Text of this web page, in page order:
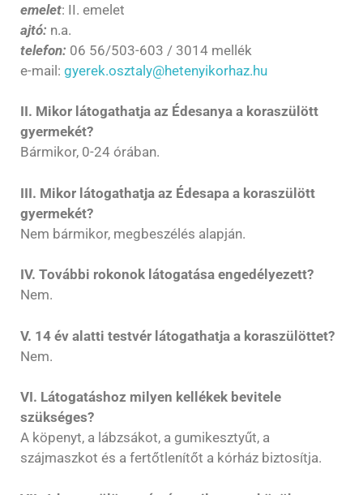
emelet: II. emelet
ajtó: n.a.
telefon: 06 56/503-603 / 3014 mellék
e-mail: gyerek.osztaly@hetenyikorhaz.hu
II. Mikor látogathatja az Édesanya a koraszülött
gyermekét?
Bármikor, 0-24 órában.
III. Mikor látogathatja az Édesapa a koraszülött
gyermekét?
Nem bármikor, megbeszélés alapján.
IV. További rokonok látogatása engedélyezett?
Nem.
V. 14 év alatti testvér látogathatja a koraszülöttet?
Nem.
VI. Látogatáshoz milyen kellékek bevitele
szükséges?
A köpenyt, a lábzsákot, a gumikesztyűt, a
szájmaszkot és a fertőtlenítőt a kórház biztosítja.